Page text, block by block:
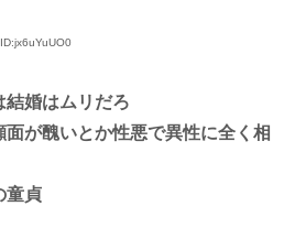
ID:jx6uYuUO0
結婚はムリだろ
が醜いとか性悪で異性に全く相
童貞